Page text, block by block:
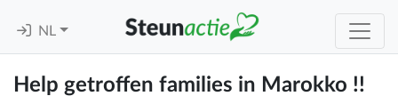
NL
Help getroffen families in Marokko !!